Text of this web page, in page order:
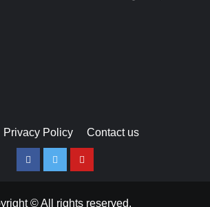
Privacy Policy Contact us
FacebookTwitterYoutube
© All rights reserved.